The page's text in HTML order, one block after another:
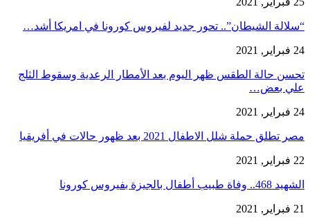
“سلالة الشيطان”.. تحور جديد لفيروس كورونا في امريكا أشد…
24 فبراير, 2021
تحسن حالة الطقس ظهر اليوم بعد الأمطار الرعدية وسقوط الثلج
علي بعض…
24 فبراير, 2021
مصر تطلق حملة شلل الاطفال 2021 بعد ظهور حالات في أفريقيا
22 فبراير, 2021
الشهيد 468.. وفاة طبيب أطفال بالجيزة بفيروس كورونا
21 فبراير, 2021